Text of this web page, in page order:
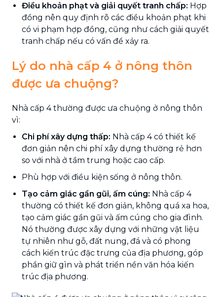
Điều khoản phạt và giải quyết tranh chấp: Hợp
đồng nên quy định rõ các điều khoản phạt khi
có vi phạm hợp đồng, cũng như cách giải quyết
tranh chấp nếu có vấn đề xảy ra.
Lý do nhà cấp 4 ở nông thôn
được ưa chuộng?
Nhà cấp 4 thường được ưa chuộng ở nông thôn
vì:
Chi phí xây dựng thấp: Nhà cấp 4 có thiết kế
đơn giản nên chi phí xây dựng thường rẻ hơn
so với nhà ở tầm trung hoặc cao cấp.
Phù hợp với điều kiện sống ở nông thôn.
Tạo cảm giác gần gũi, ấm cúng: Nhà cấp 4
thường có thiết kế đơn giản, không quá xa hoa,
tạo cảm giác gần gũi và ấm cúng cho gia đình.
Nó thường được xây dựng với những vật liệu
tự nhiên như gỗ, đất nung, đá và có phong
cách kiến trúc đặc trưng của địa phương, góp
phần giữ gìn và phát triển nền văn hóa kiến
trúc địa phương.